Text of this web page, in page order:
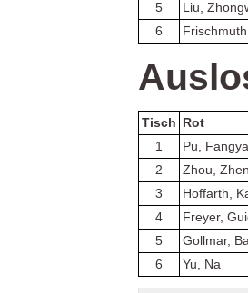
5
Liu,
6
Tisch
Rot
1
Pu,
2
Zhou,
3
Hoffarth,
4
Freyer,
5
Gollmar,
6
Yu, Na